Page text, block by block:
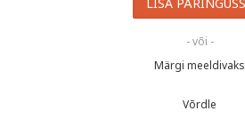
- või -
Märgi meeldivaks
Võrdle